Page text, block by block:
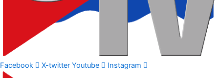
Facebook X-twitter Youtube Instagram